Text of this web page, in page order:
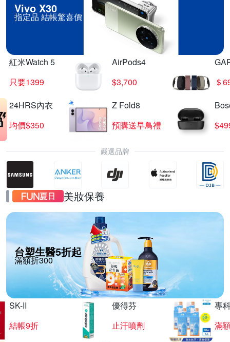
Vivo X30
指定品 結帳驚喜價
紅米Watch 5
只要1399
AirPods4
$3,700
＄
24HRS內衣
均價$350
Z Fold8
預購送早鳥禮
嚴選品牌
美妝保養
台塑生醫5折起
滿額折300
SK-II
結帳9折
優得芬
止汗噴劑
專
滿